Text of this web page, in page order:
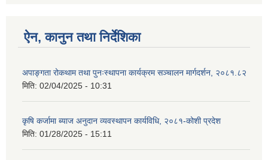
ऐन, कानुन तथा निर्देशिका
अपाङ्गता रोकथाम तथा पुनःस्थापना कार्यक्रम सञ्चालन मार्गदर्शन, २०८१.८२
मिति: 02/04/2025 - 10:31
कृषि कर्जामा ब्याज अनुदान व्यवस्थापन कार्यविधि, २०८१-कोशी प्रदेश
मिति: 01/28/2025 - 15:11